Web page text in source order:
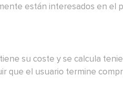
están interesados en el
su coste y se calcula
que el usuario termine